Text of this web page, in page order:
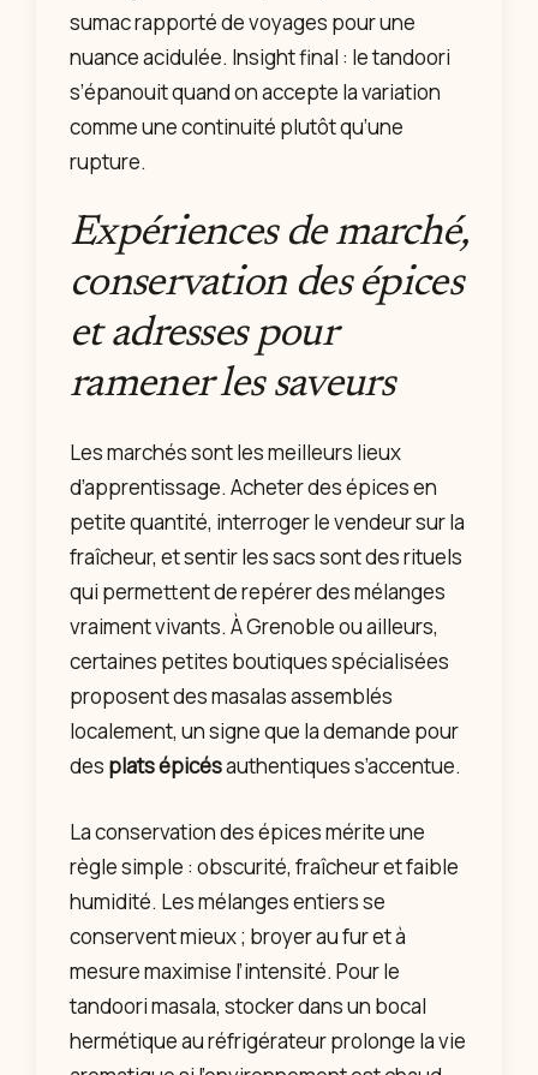
sumac rapporté de voyages pour une
nuance acidulée. Insight final : le tandoori
s’épanouit quand on accepte la variation
comme une continuité plutôt qu’une
rupture.
Expériences de marché,
conservation des épices
et adresses pour
ramener les saveurs
Les marchés sont les meilleurs lieux
d’apprentissage. Acheter des épices en
petite quantité, interroger le vendeur sur la
fraîcheur, et sentir les sacs sont des rituels
qui permettent de repérer des mélanges
vraiment vivants. À Grenoble ou ailleurs,
certaines petites boutiques spécialisées
proposent des masalas assemblés
localement, un signe que la demande pour
des plats épicésauthentiques s’accentue.
La conservation des épices mérite une
règle simple : obscurité, fraîcheur et faible
humidité. Les mélanges entiers se
conservent mieux ; broyer au fur et à
mesure maximise l’intensité. Pour le
tandoori masala, stocker dans un bocal
hermétique au réfrigérateur prolonge la vie